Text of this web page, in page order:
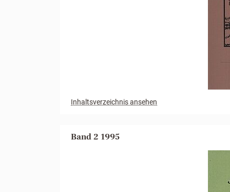
Inhaltsverzeichnis ansehen
Band 2 1995